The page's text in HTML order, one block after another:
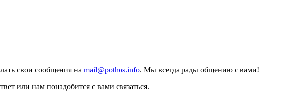
свои сообщения на mail@pothos.info. Мы всегда рады общению с вами!
или нам понадобится с вами связаться.